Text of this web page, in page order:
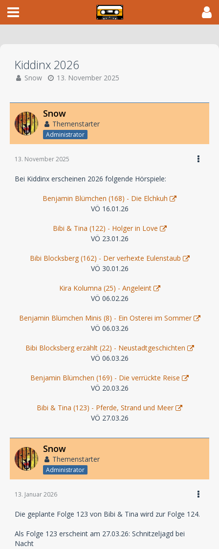
Kiddinx 2026
Snow 13. November 2025
Snow
Themenstarter
Administrator
13. November 2025
Bei Kiddinx erscheinen 2026 folgende Hörspiele:
Benjamin Blümchen (168) - Die Elchkuh
VÖ 16.01.26
Bibi & Tina (122) - Holger in Love
VÖ 23.01.26
Bibi Blocksberg (162) - Der verhexte Eulenstaub
VÖ 30.01.26
Kira Kolumna (25) - Angeleint
VÖ 06.02.26
Benjamin Blümchen Minis (8) - Ein Osterei im Sommer
VÖ 06.03.26
Bibi Blocksberg erzählt (22) - Neustadtgeschichten
VÖ 06.03.26
Benjamin Blümchen (169) - Die verrückte Reise
VÖ 20.03.26
Bibi & Tina (123) - Pferde, Strand und Meer
VÖ 27.03.26
Snow
Themenstarter
Administrator
13. Januar 2026
Die geplante Folge 123 von Bibi & Tina wird zur Folge 124.
Als Folge 123 erscheint am 27.03.26: Schnitzeljagd bei
Nacht